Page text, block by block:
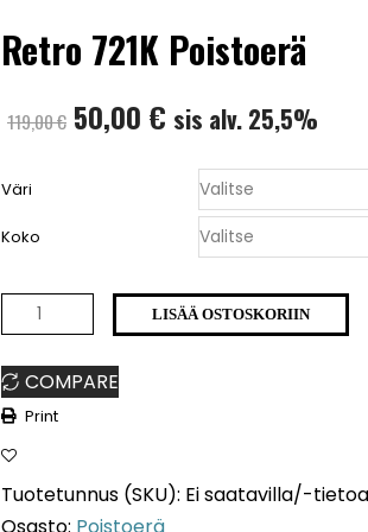
Retro 721K Poistoerä
119,00€ Alkuperäinen
50,00 € Nykyinen
hinta
on:
50,00 €.
sis alv. 25,5%
Väri
Koko
Retro
Poistoerä
LISÄÄ OSTOSKORIIN
COMPARE
Print
Tuotetunnus (SKU): Ei saatavilla/-tietoa